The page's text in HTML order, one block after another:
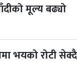
मूल्य बढ्यो
भयको रोटी